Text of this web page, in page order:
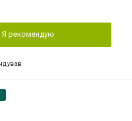
Я рекомендую